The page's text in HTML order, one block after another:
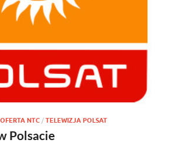
OFERTA NTC / TELEWIZJA POLSAT
Polsacie